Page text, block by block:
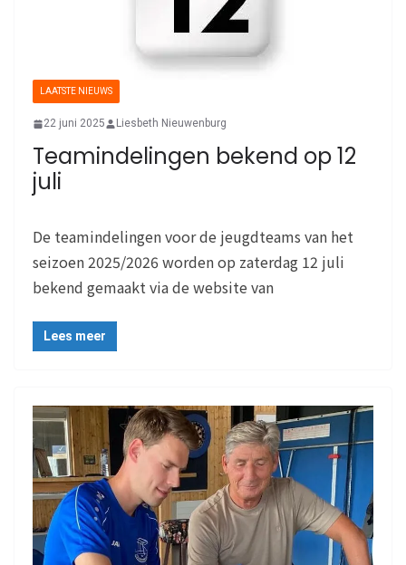
LAATSTE NIEUWS
22 juni 2025 Liesbeth Nieuwenburg
Teamindelingen bekend op 12
juli
De teamindelingen voor de jeugdteams van het
seizoen 2025/2026 worden op zaterdag 12 juli
bekend gemaakt via de website van
Lees meer